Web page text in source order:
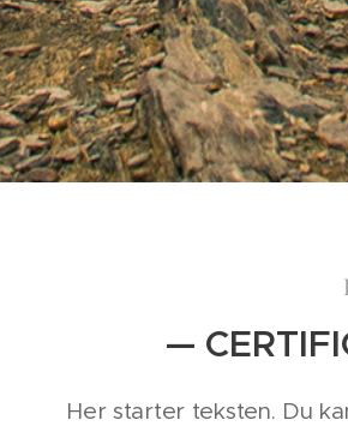
—
Her starter teksten. Du